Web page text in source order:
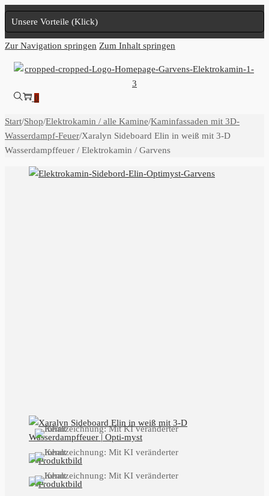
Unsere Vorteile (Klick)
Zur Navigation springen Zum Inhalt springen
0
Start/Shop/Elektrokamin / alle Kamine/Kaminfassaden mit 3D-
Wasserdampf-Feuer/Xaralyn Sideboard Elin in weiß mit 3-D
Wasserdampffeuer / Elektrokamin / Garvens